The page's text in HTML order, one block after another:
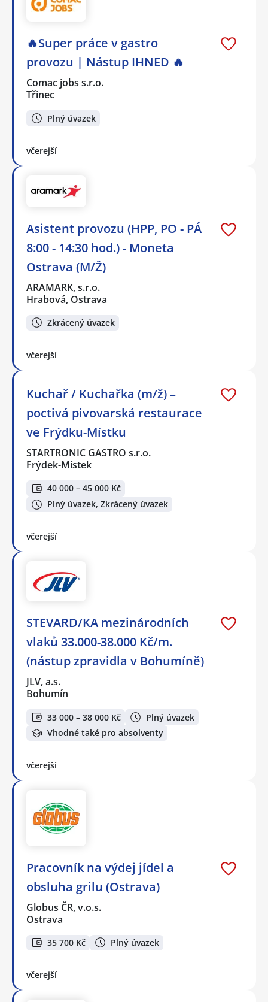
🔥Super práce v gastro
provozu | Nástup IHNED 🔥
Comac jobs s.r.o.
Třinec
Plný úvazek
včerejší
Asistent provozu (HPP, PO - PÁ
8:00 - 14:30 hod.) - Moneta
Ostrava (M/Ž)
ARAMARK, s.r.o.
Hrabová, Ostrava
Zkrácený úvazek
včerejší
Kuchař / Kuchařka (m/ž) –
poctivá pivovarská restaurace
ve Frýdku-Místku
STARTRONIC GASTRO s.r.o.
Frýdek-Místek
40 000 – 45 000 Kč
Plný úvazek, Zkrácený úvazek
včerejší
STEVARD/KA mezinárodních
vlaků 33.000-38.000 Kč/m.
(nástup zpravidla v Bohumíně)
JLV, a.s.
Bohumín
33 000 – 38 000 Kč
Plný úvazek
Vhodné také pro absolventy
včerejší
Pracovník na výdej jídel a
obsluha grilu (Ostrava)
Globus ČR, v.o.s.
Ostrava
35 700 Kč Plný úvazek
včerejší